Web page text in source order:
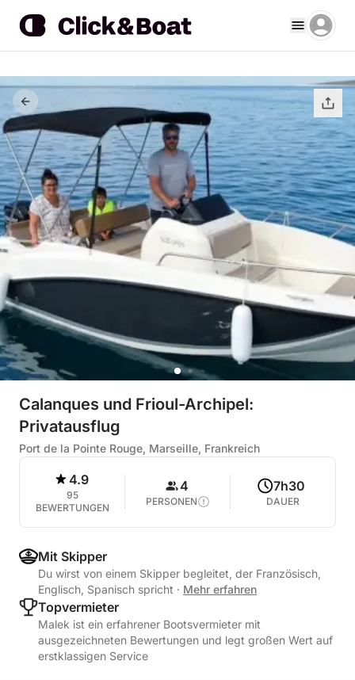
Calanques und Frioul-Archipel:
Privatausflug
Port de la Pointe Rouge, Marseille, Frankreich
4.9
95
BEWERTUNGEN
4
PERSONEN
7h30
DAUER
Mit Skipper
Du wirst von einem Skipper begleitet, der Französisch,
Englisch, Spanisch spricht · Mehr erfahren
Topvermieter
Malek ist ein erfahrener Bootsvermieter mit
ausgezeichneten Bewertungen und legt großen Wert auf
erstklassigen Service